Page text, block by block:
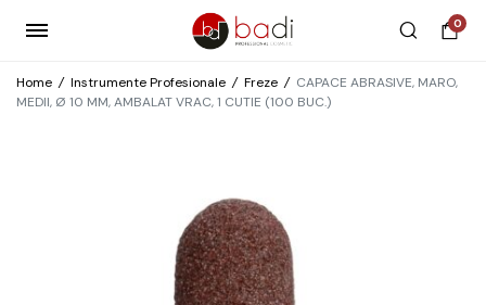
0
Home / Instrumente Profesionale / Freze / CAPACE ABRASIVE, MARO,
MEDII, Ø 10 MM, AMBALAT VRAC, 1 CUTIE (100 BUC.)